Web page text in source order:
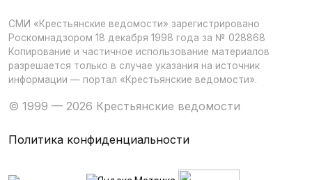
СМИ «Крестьянские ведомости» зарегистрировано
Роскомнадзором 18 декабря 1998 года за № 028868
Копирование и частичное использование материалов
разрешается только в случае указания на источник
информации — портал «Крестьянские ведомости».
© 1999 — 2026 Крестьянские ведомости
Политика конфиденциальности